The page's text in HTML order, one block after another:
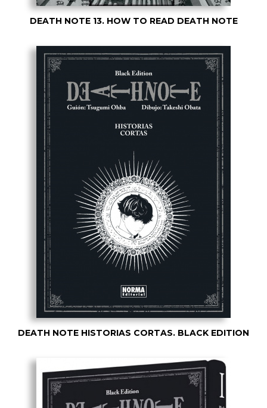
DEATH NOTE 13. HOW TO READ DEATH NOTE
DEATH NOTE HISTORIAS CORTAS. BLACK EDITION